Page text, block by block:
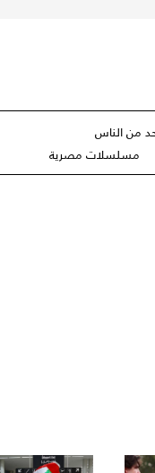
من الناس
مسلسلات مصرية